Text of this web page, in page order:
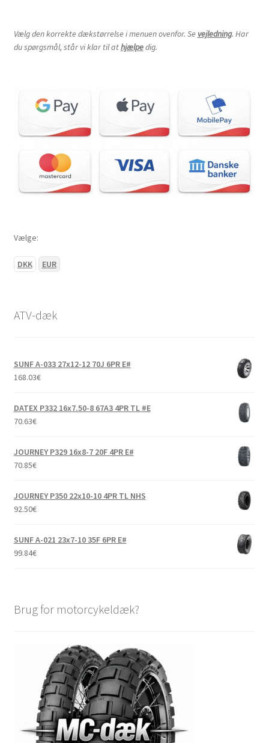
Vælg den korrekte dækstørrelse i menuen ovenfor. Se vejledning. Har
du spørgsmål, står vi klar til athjælpedig.
Vælge:
DKK EUR
ATV-dæk
SUNF A-033 27x12-12 70J 6PR E#
168.03€
DATEX P332 16x7.50-8 67A3 4PR TL #E
70.63€
JOURNEY P329 16x8-7 20F 4PR E#
70.85€
JOURNEY P350 22x10-10 4PR TL NHS
92.50€
SUNF A-021 23x7-10 35F 6PR E#
99.84€
Brug for motorcykeldæk?